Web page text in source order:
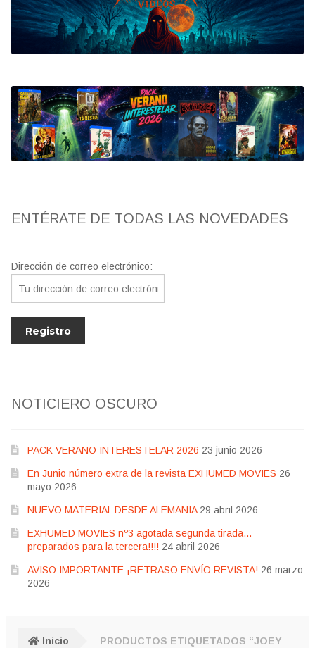
Bluray
Clasificada S
artwork
fantaterror
Jesús Franco
ENTÉRATE DE TODAS LAS NOVEDADES
Dirección de correo electrónico:
NOTICIERO OSCURO
PACK VERANO INTERESTELAR 2026 23 junio 2026
En Junio número extra de la revista EXHUMED MOVIES 26
mayo 2026
NUEVO MATERIAL DESDE ALEMANIA 29 abril 2026
EXHUMED MOVIES nº3 agotada segunda tirada…
preparados para la tercera!!!! 24 abril 2026
AVISO IMPORTANTE ¡RETRASO ENVÍO REVISTA! 26 marzo
2026
Inicio
PRODUCTOS ETIQUETADOS “JOEY